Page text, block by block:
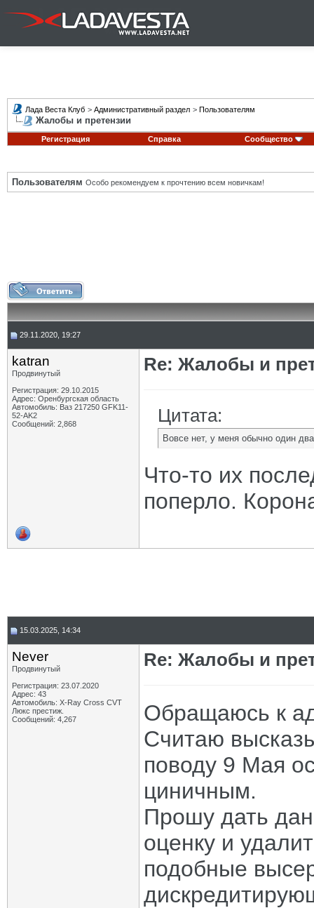
Лада Веста Клуб > Административный раздел > Пользователям
Жалобы и претензии
Регистрация Справка Сообщество
Пользователям Особо рекомендуем к прочтению всем новичкам!
29.11.2020, 19:27
katran
Продвинутый
Регистрация: 29.10.2015
Адрес: Оренбургская область
Автомобиль: Ваз 217250 GFK11-
52-AK2
Сообщений: 2,868
Re: Жалобы и
Цитата:
Вовсе нет, у меня обычно один
Что-то их
поперло.
15.03.2025, 14:34
Never
Продвинутый
Регистрация: 23.07.2020
Адрес: 43
Автомобиль: X-Ray Cross CVT
Люкс престиж.
Сообщений: 4,267
Re: Жалобы и
Обращаюсь к
Считаю
поводу 9 Мая
циничным.
Прошу дать
оценку и
подобные